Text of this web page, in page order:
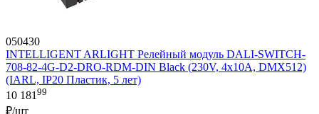
050430
INTELLIGENT ARLIGHT Релейный модуль DALI-SWITCH-
708-82-4G-D2-DRO-RDM-DIN Black (230V, 4x10A, DMX512)
(IARL, IP20 Пластик, 5 лет)
10 18199
₽/шт